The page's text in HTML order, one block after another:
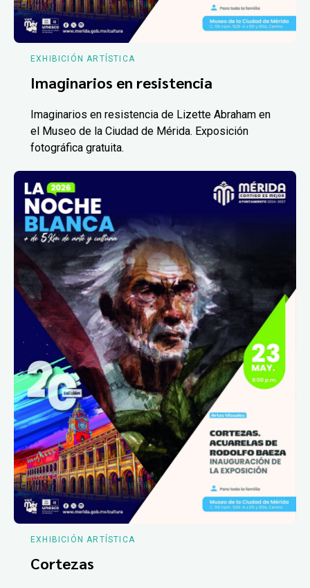
EXHIBICIÓN ARTÍSTICA
Imaginarios en resistencia
Imaginarios en resistencia de Lizette Abraham en
el Museo de la Ciudad de Mérida. Exposición
fotográfica gratuita.
EXHIBICIÓN ARTÍSTICA
Cortezas